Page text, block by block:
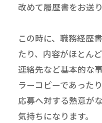
改めて履歴書をお送
この時に、職務経歴
たり、内容がほとん
連絡先など基本的な
ラーコピーであった
応募へ対する熱意が
気持ちになります。